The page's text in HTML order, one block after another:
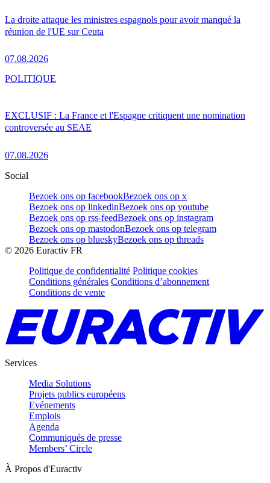
La droite attaque les ministres espagnols pour avoir manqué la
réunion de l'UE sur Ceuta
07.08.2026
EXCLUSIF : La France et l'Espagne critiquent une nomination
controversée au SEAE
07.08.2026
POLITIQUE
Social
Bezoek ons op facebookBezoek ons op x
Bezoek ons op linkedinBezoek ons op youtube
Bezoek ons op rss-feedBezoek ons op instagram
Bezoek ons op mastodonBezoek ons op telegram
Bezoek ons op blueskyBezoek ons op threads
© 2026 Euractiv FR
Politique de confidentialité Politique cookies
Conditions générales Conditions d’abonnement
Conditions de vente
Services
Media Solutions
Projets publics européens
Evénements
Emplois
Agenda
Communiqués de presse
Members’ Circle
À Propos d'Euractiv